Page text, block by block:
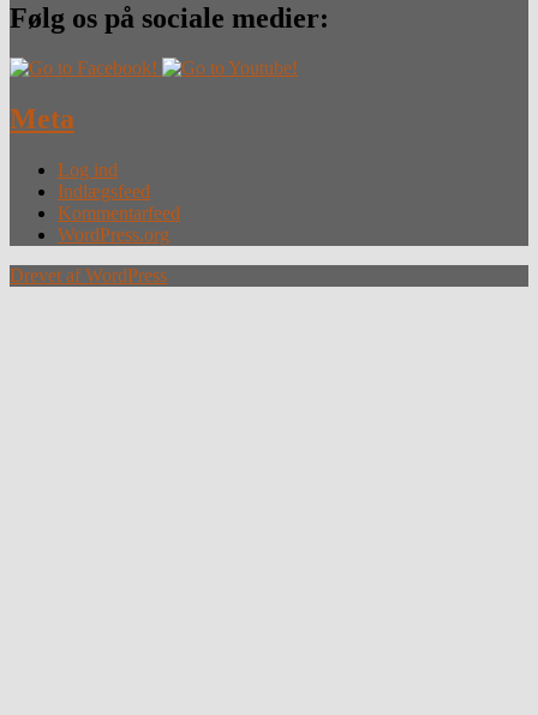
Følg os på sociale medier:
Meta
Log ind
Indlægsfeed
Kommentarfeed
WordPress.org
Drevet af WordPress